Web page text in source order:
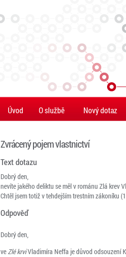
Úvod O službě Nový dotaz
Zvrácený pojem vlastnictví
Text dotazu
Dobrý den,
nevíte jakého deliktu se měl v románu Zlá krev
Chtěl jsem totiž v tehdejším trestním zákoníku
Odpověď
Dobrý den,
veZlé krviVladimíra Neffa je důvod odsouzení